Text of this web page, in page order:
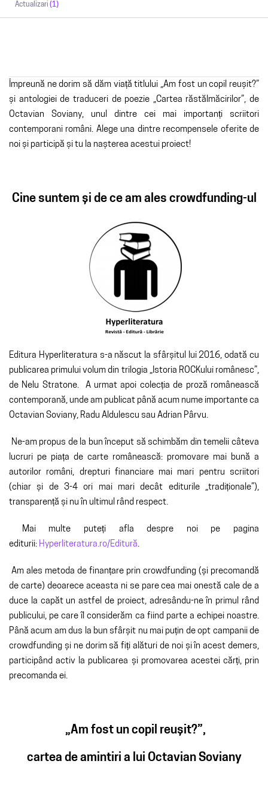
Actualizari (1)
Împreună ne dorim să dăm viață titlului „Am fost un copil reușit?”
și antologiei de traduceri de poezie „Cartea răstălmăcirilor”, de
Octavian Soviany, unul dintre cei mai importanți scriitori
contemporani români. Alege una dintre recompensele oferite de
noi și participă și tu la nașterea acestui proiect!
Cine suntem și de ce am ales crowdfunding-ul
Editura Hyperliteratura s-a născut la sfârșitul lui 2016, odată cu
publicarea primului volum din trilogia „Istoria ROCKului românesc”,
de Nelu Stratone. A urmat apoi colecția de proză românească
contemporană, unde am publicat până acum nume importante ca
Octavian Soviany, Radu Aldulescu sau Adrian Pârvu.
Ne-am propus de la bun început să schimbăm din temelii câteva
lucruri pe piața de carte românească: promovare mai bună a
autorilor români, drepturi financiare mai mari pentru scriitori
(chiar și de 3-4 ori mai mari decât editurile „tradiționale”),
transparență și nu în ultimul rând respect.
Mai multe puteți afla despre noi pe pagina
editurii: Hyperliteratura.ro/Editură.
Am ales metoda de finanțare prin crowdfunding (și precomandă
de carte) deoarece aceasta ni se pare cea mai onestă cale de a
duce la capăt un astfel de proiect, adresându-ne în primul rând
publicului, pe care îl considerăm ca fiind parte a echipei noastre.
Până acum am dus la bun sfârșit nu mai puțin de opt campanii de
crowdfunding și ne dorim să fiți alături de noi și în acest demers,
participând activ la publicarea și promovarea acestei cărți, prin
precomanda ei.
„Am fost un copil reușit?”,
cartea de amintiri a lui Octavian Soviany